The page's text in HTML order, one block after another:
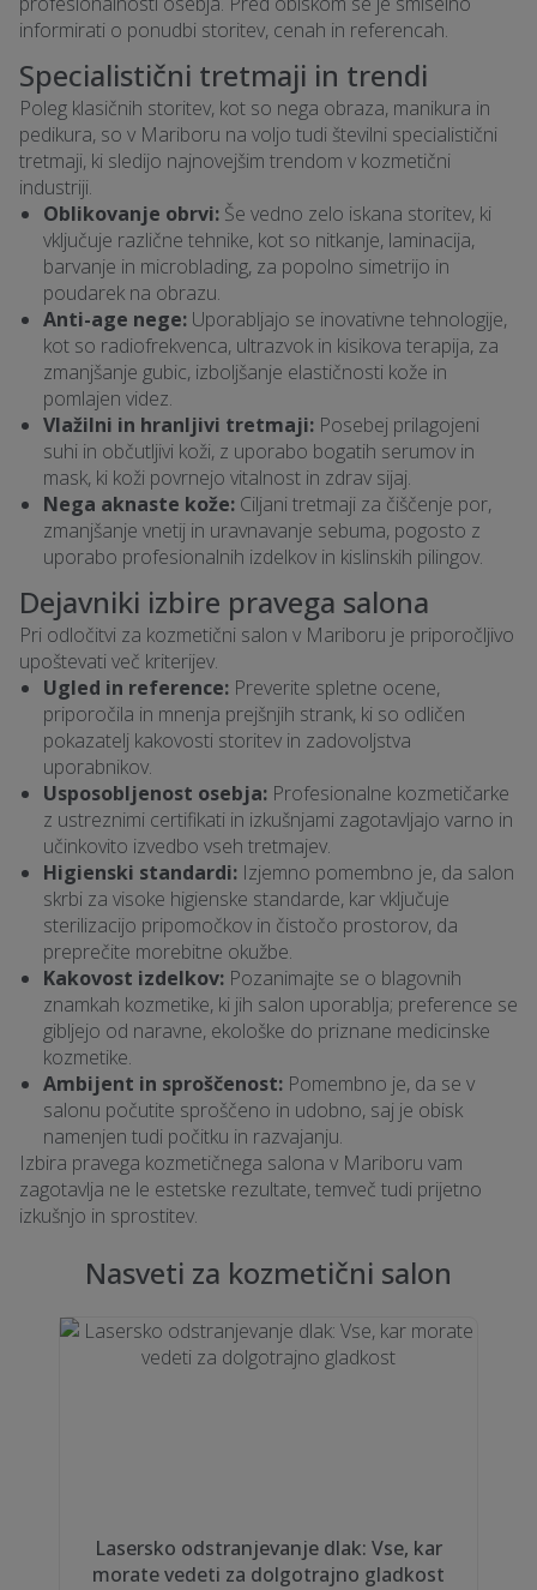
informirati o ponudbi storitev, cenah in referencah.
Specialistični tretmaji in trendi
Poleg klasičnih storitev, kot so nega obraza, manikura in
pedikura, so v Mariboru na voljo tudi številni specialistični
tretmaji, ki sledijo najnovejšim trendom v kozmetični
industriji.
Oblikovanje obrvi: Še vedno zelo iskana storitev, ki
vključuje različne tehnike, kot so nitkanje, laminacija,
barvanje in microblading, za popolno simetrijo in
poudarek na obrazu.
Anti-age nege: Uporabljajo se inovativne tehnologije,
kot so radiofrekvenca, ultrazvok in kisikova terapija, za
zmanjšanje gubic, izboljšanje elastičnosti kože in
pomlajen videz.
Vlažilni in hranljivi tretmaji: Posebej prilagojeni
suhi in občutljivi koži, z uporabo bogatih serumov in
mask, ki koži povrnejo vitalnost in zdrav sijaj.
Nega aknaste kože: Ciljani tretmaji za čiščenje por,
zmanjšanje vnetij in uravnavanje sebuma, pogosto z
uporabo profesionalnih izdelkov in kislinskih pilingov.
Dejavniki izbire pravega salona
Pri odločitvi za kozmetični salon v Mariboru je priporočljivo
upoštevati več kriterijev.
Ugled in reference: Preverite spletne ocene,
priporočila in mnenja prejšnjih strank, ki so odličen
pokazatelj kakovosti storitev in zadovoljstva
uporabnikov.
Usposobljenost osebja: Profesionalne kozmetičarke
z ustreznimi certifikati in izkušnjami zagotavljajo varno in
učinkovito izvedbo vseh tretmajev.
Higienski standardi: Izjemno pomembno je, da salon
skrbi za visoke higienske standarde, kar vključuje
sterilizacijo pripomočkov in čistočo prostorov, da
preprečite morebitne okužbe.
Kakovost izdelkov: Pozanimajte se o blagovnih
znamkah kozmetike, ki jih salon uporablja; preference se
gibljejo od naravne, ekološke do priznane medicinske
kozmetike.
Ambijent in sproščenost: Pomembno je, da se v
salonu počutite sproščeno in udobno, saj je obisk
namenjen tudi počitku in razvajanju.
Izbira pravega kozmetičnega salona v Mariboru vam
zagotavlja ne le estetske rezultate, temveč tudi prijetno
izkušnjo in sprostitev.
Nasveti za kozmetični salon
Lasersko odstranjevanje dlak: Vse, kar
morate vedeti za dolgotrajno gladkost